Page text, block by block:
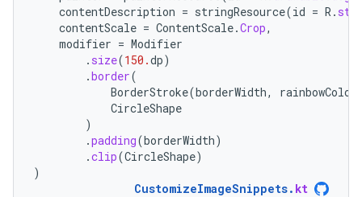
contentDescription = stringResource(id = R .
contentScale = ContentScale.Crop,
modifier = Modifier
. size(150.dp)
.border(
BorderStroke(borderWidth,
CircleShape
)
.padding(borderWidth)
.clip(CircleShape)
)
CustomizeImageSnippets. kt